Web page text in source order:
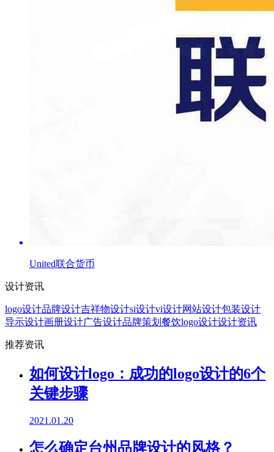
United联合货币
设计资讯
logo设计品牌设计吉祥物设计si设计vi设计网站设计包装设计
导示设计画册设计广告设计品牌策划 餐饮logo设计设计资讯
推荐资讯
如何设计logo：成功的logo设计的6个
关键步骤
2021.01.20
怎么确定台州品牌设计的风格？